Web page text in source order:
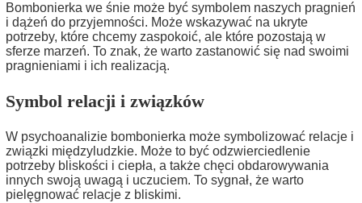
Bombonierka we śnie może być symbolem naszych pragnień
i dążeń do przyjemności. Może wskazywać na ukryte
potrzeby, które chcemy zaspokoić, ale które pozostają w
sferze marzeń. To znak, że warto zastanowić się nad swoimi
pragnieniami i ich realizacją.
Symbol relacji i związków
W psychoanalizie bombonierka może symbolizować relacje i
związki międzyludzkie. Może to być odzwierciedlenie
potrzeby bliskości i ciepła, a także chęci obdarowywania
innych swoją uwagą i uczuciem. To sygnał, że warto
pielęgnować relacje z bliskimi.